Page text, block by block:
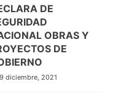
DE
OBRAS Y
DE
9 diciembre, 2021